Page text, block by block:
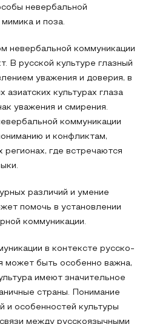
невербальной
и поза.
невербальной коммуникации
В русской культуре глазный
уважения и доверия, в
азиатских культурах глаза
уважения и смирения.
коммуникации
и конфликтам,
регионах, где встречаются
различий и умение
помочь в установлении
коммуникации.
в контексте русско-
может быть особенно важна,
имеют значительное
страны. Понимание
и особенностей культуры
между русскоязычными